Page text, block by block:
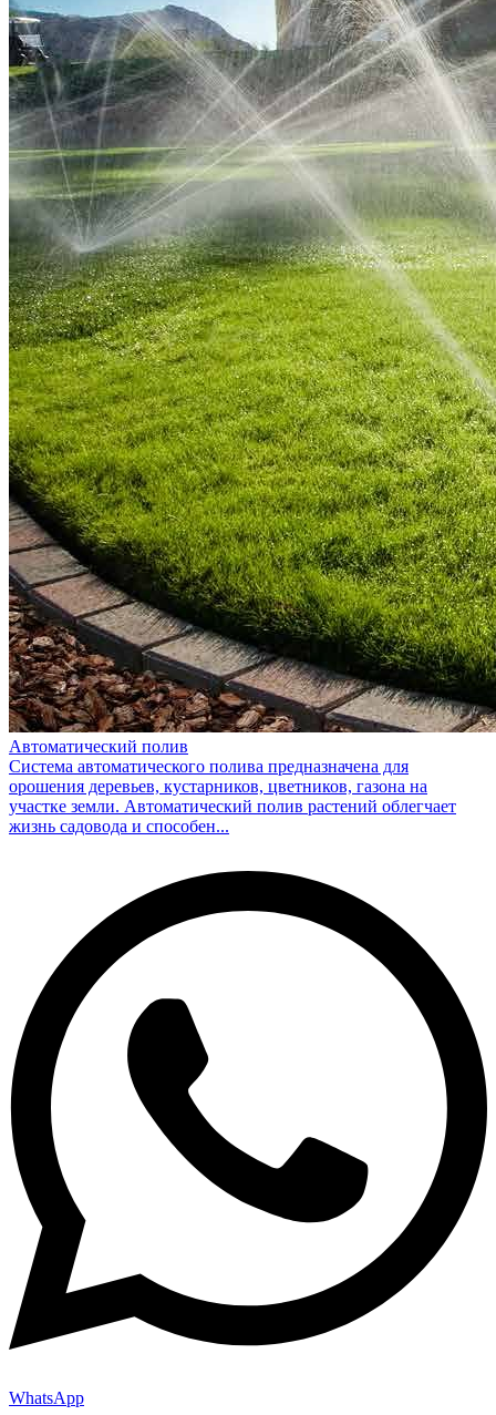
Автоматический полив
Система автоматического полива предназначена для
орошения деревьев, кустарников, цветников, газона на
участке земли. Автоматический полив растений облегчает
жизнь садовода и способен...
WhatsApp